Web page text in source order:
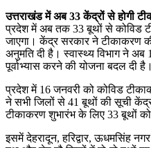
उत्तराखंड में अब 33 केंद्रों से होगी
प्रदेश में अब तक 33 बूथों से कोविड
जाएगा। केंद्र सरकार ने टीकाकरण
अनुमति दी है। स्वास्थ्य विभाग ने अब
पूर्वाभ्यास करने की योजना बदल दी है।
प्रदेश में 16 जनवरी को कोविड
ने सभी जिलों से 41 बूथों की सूची
टीकाकरण शुभारंभ के लिए 33 बूथों
इसमें देहरादून, हरिद्वार, ऊधमसिंह